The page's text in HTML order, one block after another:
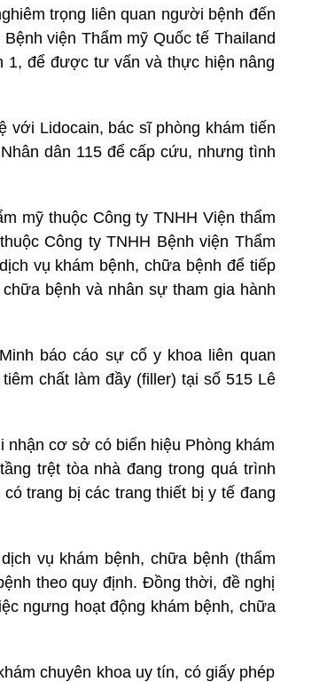
trọng liên quan người bệnh đến
viện Thẩm mỹ Quốc tế Thailand
1, để được tư vấn và thực hiện nâng
với Lidocain, bác sĩ phòng khám tiến
dân 115 để cấp cứu, nhưng tình
mỹ thuộc Công ty TNHH Viện thẩm
Công ty TNHH Bệnh viện Thẩm
vụ khám bệnh, chữa bệnh để tiếp
bệnh và nhân sự tham gia hành
báo cáo sự cố y khoa liên quan
chất làm đầy (filler) tại số 515 Lê
cơ sở có biển hiệu Phòng khám
trệt tòa nhà đang trong quá trình
trang bị các trang thiết bị y tế đang
vụ khám bệnh, chữa bệnh (thẩm
theo quy định. Đồng thời, đề nghị
ngưng hoạt động khám bệnh, chữa
chuyên khoa uy tín, có giấy phép